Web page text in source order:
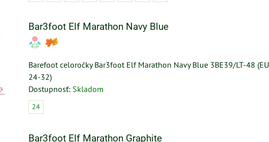
Bar3foot Elf Marathon Navy Blue
Barefoot celoročky Bar3foot Elf Marathon Navy Blue 3BE39/LT-48 (EU
24-32)
Dostupnosť: Skladom
24
Bar3foot Elf Marathon Graphite